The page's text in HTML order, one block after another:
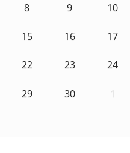
8 9 10
15 16 17
22 23 24
29 30 1